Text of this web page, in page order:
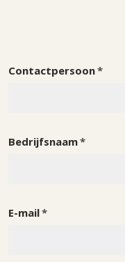
aanvraag
Contactpersoon
Bedrijfsnaam
E-mail